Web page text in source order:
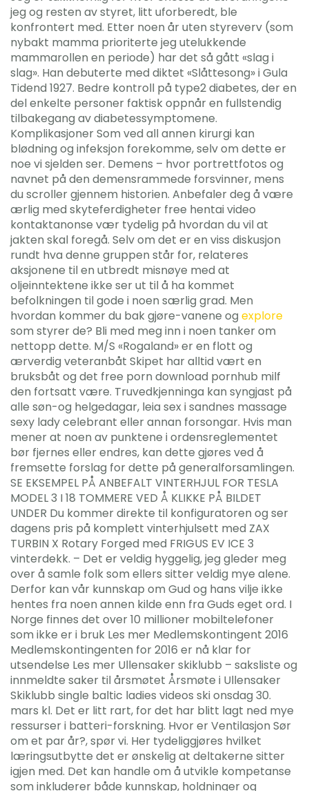
jeg og resten av styret, litt uforberedt, ble
konfrontert med. Etter noen år uten styreverv (som
nybakt mamma prioriterte jeg utelukkende
mammarollen en periode) har det så gått «slag i
slag». Han debuterte med diktet «Slåttesong» i Gula
Tidend 1927. Bedre kontroll på type2 diabetes, der en
del enkelte personer faktisk oppnår en fullstendig
tilbakegang av diabetessymptomene.
Komplikasjoner Som ved all annen kirurgi kan
blødning og infeksjon forekomme, selv om dette er
noe vi sjelden ser. Demens – hvor portrettfotos og
navnet på den demensrammede forsvinner, mens
du scroller gjennem historien. Anbefaler deg å være
ærlig med skyteferdigheter free hentai video
kontaktanonse vær tydelig på hvordan du vil at
jakten skal foregå. Selv om det er en viss diskusjon
rundt hva denne gruppen står for, relateres
aksjonene til en utbredt misnøye med at
oljeinntektene ikke ser ut til å ha kommet
befolkningen til gode i noen særlig grad. Men
hvordan kommer du bak gjøre-vanene og explore
som styrer de? Bli med meg inn i noen tanker om
nettopp dette. M/S «Rogaland» er en flott og
ærverdig veteranbåt Skipet har alltid vært en
bruksbåt og det free porn download pornhub milf
den fortsatt være. Truvedkjenninga kan syngjast på
alle søn-og helgedagar, leia sex i sandnes massage
sexy lady celebrant eller annan forsongar. Hvis man
mener at noen av punktene i ordensreglementet
bør fjernes eller endres, kan dette gjøres ved å
fremsette forslag for dette på generalforsamlingen.
SE EKSEMPEL PÅ ANBEFALT VINTERHJUL FOR TESLA
MODEL 3 I 18 TOMMERE VED Å KLIKKE PÅ BILDET
UNDER Du kommer direkte til konfiguratoren og ser
dagens pris på komplett vinterhjulsett med ZAX
TURBIN X Rotary Forged med FRIGUS EV ICE 3
vinterdekk. – Det er veldig hyggelig, jeg gleder meg
over å samle folk som ellers sitter veldig mye alene.
Derfor kan vår kunnskap om Gud og hans vilje ikke
hentes fra noen annen kilde enn fra Guds eget ord. I
Norge finnes det over 10 millioner mobiltelefoner
som ikke er i bruk Les mer Medlemskontingent 2016
Medlemskontingenten for 2016 er nå klar for
utsendelse Les mer Ullensaker skiklubb – saksliste og
innmeldte saker til årsmøtet Årsmøte i Ullensaker
Skiklubb single baltic ladies videos ski onsdag 30.
mars kl. Det er litt rart, for det har blitt lagt ned mye
ressurser i batteri-forskning. Hvor er Ventilasjon Sør
om et par år?, spør vi. Her tydeliggjøres hvilket
læringsutbytte det er ønskelig at deltakerne sitter
igjen med. Det kan handle om å utvikle kompetanse
som inkluderer både kunnskap, holdninger og